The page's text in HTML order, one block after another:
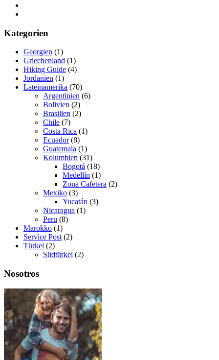
Kategorien
Georgien (1)
Griechenland (1)
Hiking Guide (4)
Jordanien (1)
Lateinamerika (70)
Argentinien (6)
Bolivien (2)
Brasilien (2)
Chile (7)
Costa Rica (1)
Ecuador (8)
Guatemala (1)
Kolumbien (31)
Bogotá (18)
Medellín (1)
Zona Cafetera (2)
Mexiko (3)
Yucatán (3)
Nicaragua (1)
Peru (8)
Marokko (1)
Service Post (2)
Türkei (2)
Südtürkei (2)
Nosotros